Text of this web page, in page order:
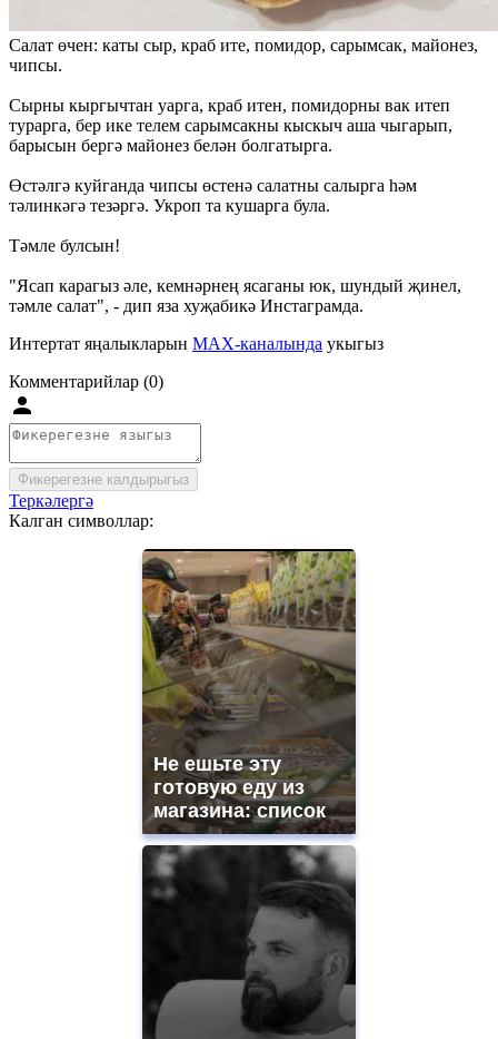
Салат өчен: каты сыр, краб ите, помидор, сарымсак, майонез,
чипсы.
Сырны кыргычтан уарга, краб итен, помидорны вак итеп
турарга, бер ике телем сарымсакны кыскыч аша чыгарып,
барысын бергә майонез белән болгатырга.
Өстәлгә куйганда чипсы өстенә салатны салырга һәм
тәлинкәгә тезәргә. Укроп та кушарга була.
Тәмле булсын!
"Ясап карагыз әле, кемнәрнең ясаганы юк, шундый җинел,
тәмле салат", - дип яза хуҗабикә Инстаграмда.
Интертат яңалыкларын MAX-каналында укыгыз
Комментарийлар (0)
Фикерегезне калдырыгыз
Теркәлергә
Калган символлар:
Не ешьте эту
готовую еду из
магазина: список